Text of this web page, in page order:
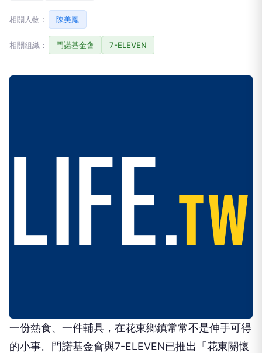
相關人物： 陳美鳳
相關組織： 門諾基金會 7-ELEVEN
一份熱食、一件輔具，在花東鄉鎮常常不是伸手可得
的小事。門諾基金會與7-ELEVEN已推出「花東關懷